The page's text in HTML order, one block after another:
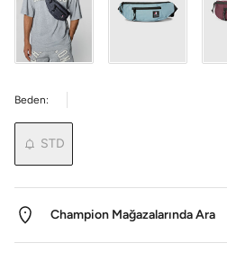
Beden:
STD
Champion Mağazalarında Ara